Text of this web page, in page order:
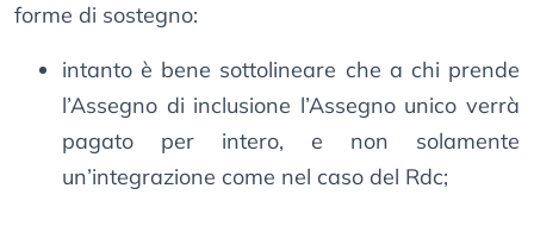
forme di sostegno:
intanto è bene sottolineare che a chi prende
l’Assegno di inclusione l’Assegno unico verrà
pagato per intero, e non solamente
un’integrazione come nel caso del Rdc;